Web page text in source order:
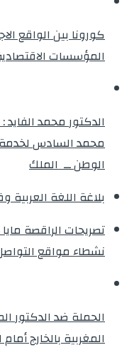
كورونا بين الواقع
المؤسسات
الدكتور محمد
محمد السادس لخدمة
الوطن ــ الملك
بلاغة اللغة
تصريحات الراقصة
نشطاء مواقع
الحملة ضد الدكتور
المغربية بالخارج أمام